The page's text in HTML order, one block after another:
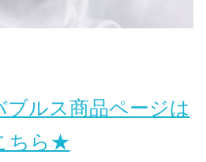
ブルス商品ページは
ちら★